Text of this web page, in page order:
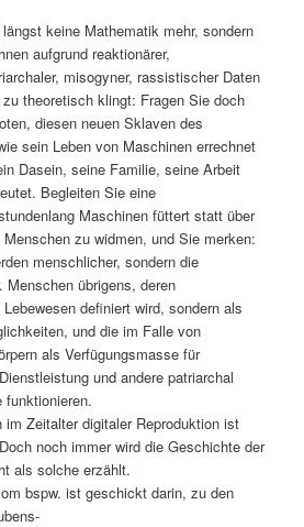
keine Mathematik mehr, sondern
aufgrund reaktionärer,
misogyner, rassistischer Daten
theoretisch klingt: Fragen Sie doch
diesen neuen Sklaven des
sein Leben von Maschinen errechnet
Dasein, seine Familie, seine Arbeit
Begleiten Sie eine
Maschinen füttert statt über
zu widmen, und Sie merken:
menschlicher, sondern die
Menschen übrigens, deren
definiert wird, sondern als
und die im Falle von
als Verfügungsmasse für
und andere patriarchal
funktionieren.
im Zeitalter digitaler Reproduktion ist
noch immer wird die Geschichte der
als solche erzählt.
bspw. ist geschickt darin, zu den